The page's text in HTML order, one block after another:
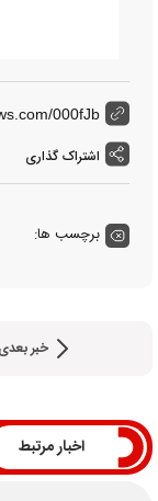
000fJb
اشتراک گذاری
برچسب ها:
خبر بعدی
اخبار مرتبط